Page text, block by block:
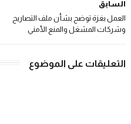
السابق
العمل بغزة توضح بشأن ملف التصاريح
وشركات المشغل والمنع الأمني
التعليقات على الموضوع